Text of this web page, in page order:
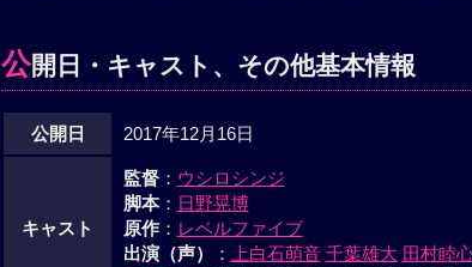
公開日・キャスト、その他基本情報
公開日 2017年12月16日
キャスト
監督： ウシロシンジ
脚本： 日野晃博
原作： レベルファイブ
出演（声）
： 上白石萌音 千葉雄大 田村睦